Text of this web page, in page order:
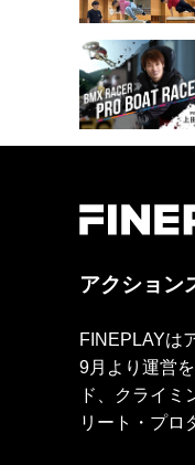
アクション
FINEPLAYは
9月より運営
ド、クライミ
リート・プロ